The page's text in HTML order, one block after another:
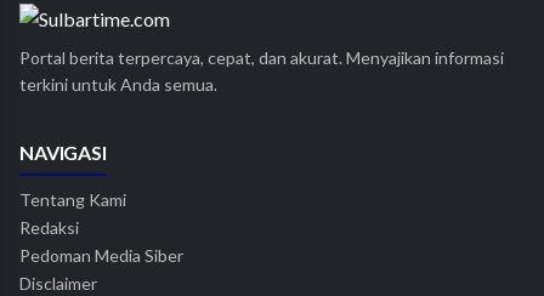
Portal berita terpercaya, cepat, dan akurat. Menyajikan informasi
terkini untuk Anda semua.
NAVIGASI
Tentang Kami
Redaksi
Pedoman Media Siber
Disclaimer